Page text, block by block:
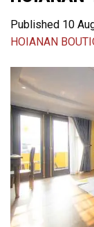
Published 10
HOIANAN